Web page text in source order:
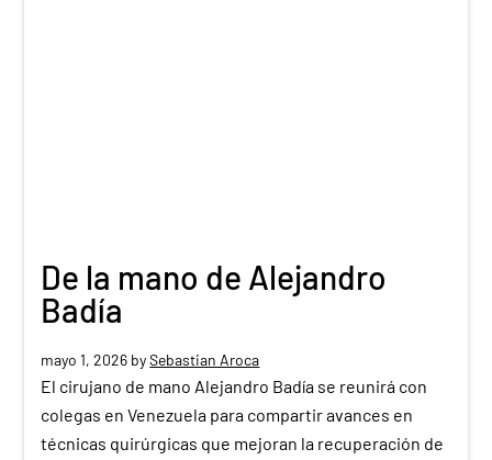
De la mano de Alejandro
Badía
mayo 1, 2026 bySebastian Aroca
El cirujano de mano Alejandro Badía se reunirá con
colegas en Venezuela para compartir avances en
técnicas quirúrgicas que mejoran la recuperación de